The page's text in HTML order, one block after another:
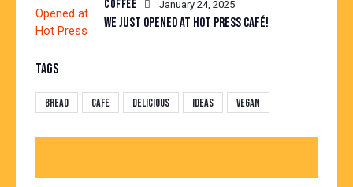
COFFEE January 24, 2025
WE JUST OPENED AT HOT PRESS CAFÉ!
TAGS
Bread Cafe Delicious Ideas Vegan